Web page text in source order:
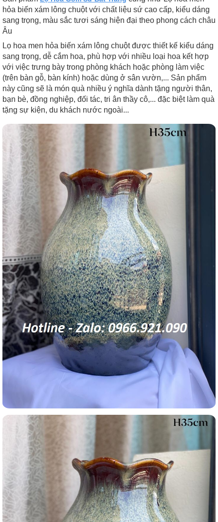
hỏa biến xám lông chuột với chất liệu sứ cao cấp, kiểu dáng
sang trọng, màu sắc tươi sáng hiện đại theo phong cách châu
Âu
Lọ hoa men hỏa biến xám lông chuột được thiết kế kiểu dáng
sang trọng, dễ cắm hoa, phù hợp với nhiều loại hoa kết hợp
với việc trưng bày trong phòng khách hoặc phòng làm việc
(trên bàn gỗ, bàn kính) hoặc dùng ở sân vườn,... Sản phẩm
này cũng sẽ là món quà nhiều ý nghĩa dành tặng người thân,
bạn bè, đồng nghiệp, đối tác, tri ân thầy cô,... đặc biệt làm quà
tặng sự kiện, du khách nước ngoài...